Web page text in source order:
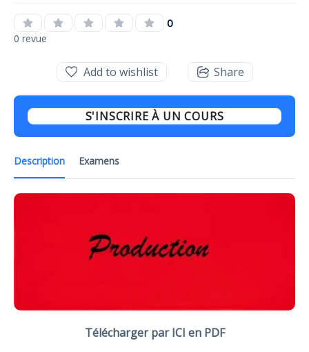
0
0 revue
Description Examens
Télécharger par ICI en PDF
Add to wishlist Share
S'INSCRIRE À UN COURS